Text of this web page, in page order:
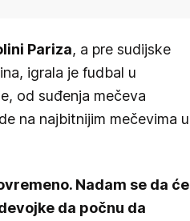
Pariza, a pre sudijske
igrala je fudbal u
od suđenja mečeva
na najbitnijim mečevima u
Nadam se da će
da počnu da